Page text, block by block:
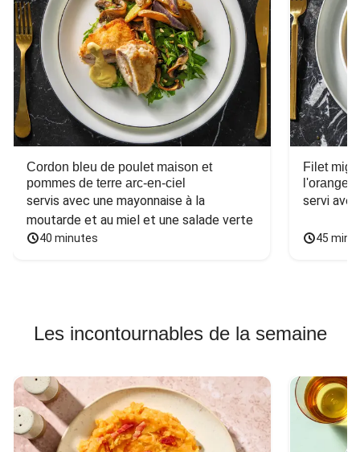
Cordon bleu de poulet maison et
pommes de terre arc-en-ciel
servis avec une mayonnaise à la
moutarde et au miel et une salade verte
40 minutes
Filet
l'orange
servi
45
Les incontournables de la semaine